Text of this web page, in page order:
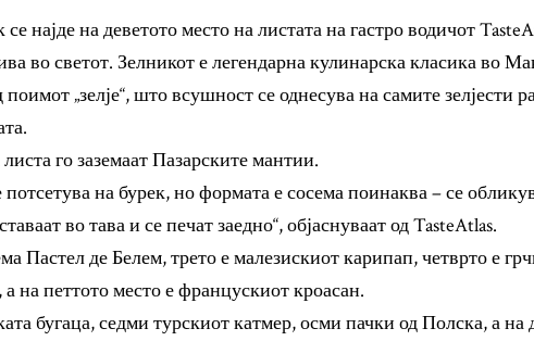
најде на деветото место на листата на гастро водичот
во светот. Зелникот е легендарна кулинарска класика во
„зелје“, што всушност се однесува на самите зелјести
го заземаат Пазарските мантии.
потсетува на бурек, но формата е сосема поинаква – се
во тава и се печат заедно“, објаснуваат од TasteAtlas.
Пастел де Белем, трето е малезискиот карипап, четврто е
на петтото место е францускиот кроасан.
бугаца, седми турскиот катмер, осми пачки од Полска, а на